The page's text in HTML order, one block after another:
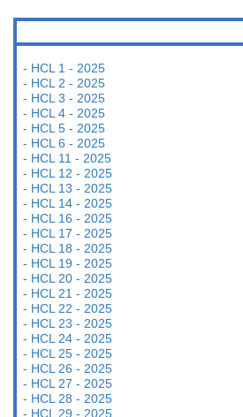
- HCL 1 - 2025
- HCL 2 - 2025
- HCL 3 - 2025
- HCL 4 - 2025
- HCL 5 - 2025
- HCL 6 - 2025
- HCL 11 - 2025
- HCL 12 - 2025
- HCL 13 - 2025
- HCL 14 - 2025
- HCL 16 - 2025
- HCL 17 - 2025
- HCL 18 - 2025
- HCL 19 - 2025
- HCL 20 - 2025
- HCL 21 - 2025
- HCL 22 - 2025
- HCL 23 - 2025
- HCL 24 - 2025
- HCL 25 - 2025
- HCL 26 - 2025
- HCL 27 - 2025
- HCL 28 - 2025
- HCL 29 - 2025